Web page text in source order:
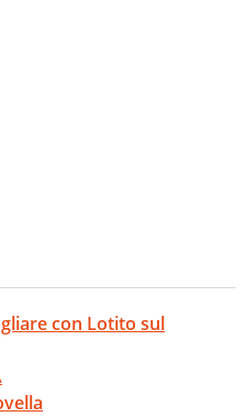
con Lotito sul